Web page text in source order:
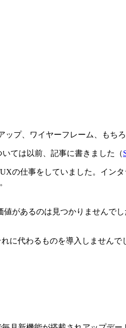
プ、ワイヤーフレーム、もち
ては以前、記事に書きました（
の仕事をしていました。イン
があるのは見つかりませんで
代わるものを導入しませんで